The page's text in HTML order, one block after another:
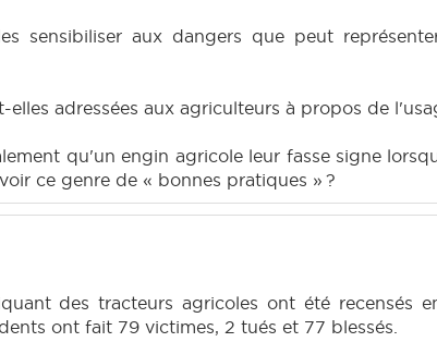
sensibiliser aux dangers que peut
adressées aux agriculteurs à propos de
qu'un engin agricole leur fasse signe
ce genre de « bonnes pratiques » ?
des tracteurs agricoles ont été recensés
ont fait 79 victimes, 2 tués et 77 blessés.